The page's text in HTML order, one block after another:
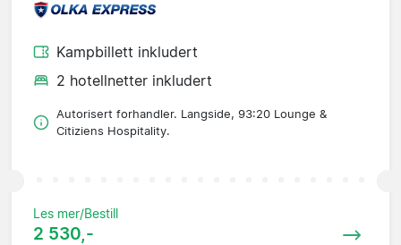
Kampbillett inkludert
2 hotellnetter inkludert
Autorisert forhandler. Langside, 93:20 Lounge &
Citiziens Hospitality.
Les mer/Bestill
2 530,-